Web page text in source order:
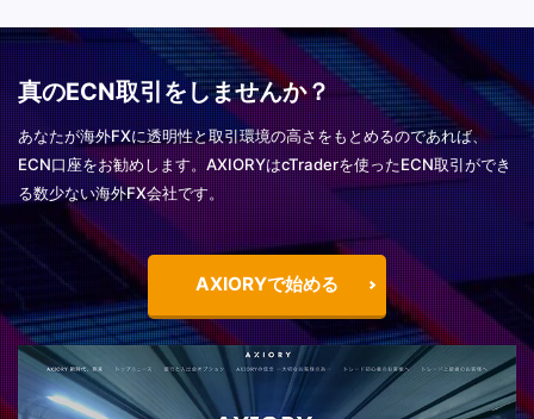
真のECN取引をしませんか？
あなたが海外FXに透明性と取引環境の高さをもとめるのであれば、
ECN口座をお勧めします。AXIORYはcTraderを使ったECN取引ができ
る数少ない海外FX会社です。
AXIORYで始める